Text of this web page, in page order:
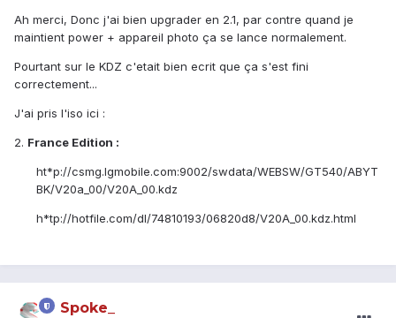
Ah merci, Donc j'ai bien upgrader en 2.1, par contre quand je
maintient power + appareil photo ça se lance normalement.
Pourtant sur le KDZ c'etait bien ecrit que ça s'est fini
correctement...
J'ai pris l'iso ici :
2. France Edition :
ht*p://csmg.lgmobile.com:9002/swdata/WEBSW/GT540/ABYT
BK/V20a_00/V20A_00.kdz
h*tp://hotfile.com/dl/74810193/06820d8/V20A_00.kdz.html
Spoke_